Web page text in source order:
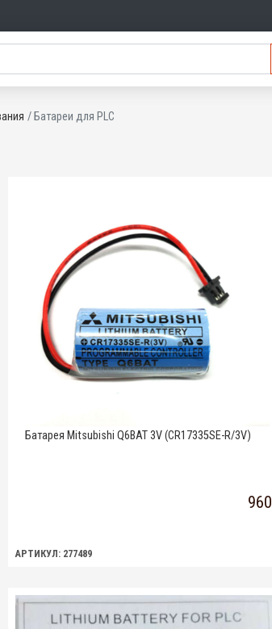
Батареи для PLC
Батарея Mitsubishi Q6BAT 3V (CR17335SE-R/3V)
960
АРТИКУЛ: 277489